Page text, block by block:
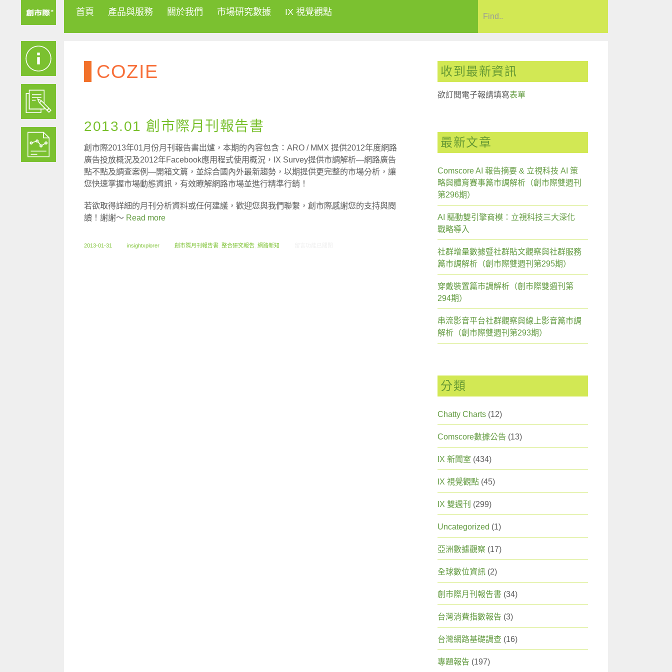
首頁 產品與服務 關於我們 市場研究數據 IX 視覺觀點
COZIE
2013.01 創市際月刊報告書
創市際2013年01月份月刊報告書出爐，本期的內容包含：ARO / MMX 提供2012年度網路
廣告投放概況及2012年Facebook應用程式使用概況，IX Survey提供市調解析—網路廣告
點不點及調查案例—開箱文篇，並綜合國內外最新趨勢，以期提供更完整的市場分析，讓
您快速掌握市場動態資訊，有效瞭解網路市場並進行精準行銷！
若欲取得詳細的月刊分析資料或任何建議，歡迎您與我們聯繫，創市際感謝您的支持與閱
讀！謝謝～ Read more
2013-01-31 insightxplorer 創市際月刊報告書 整合研究報告 網路新知
收到最新資訊
欲訂閱電子報請填寫表單
最新文章
Comscore AI 報告摘要 & 立視科技 AI 策
略與體育賽事篇市調解析（創市際雙週刊
第296期）
AI 驅動雙引擎商模：立視科技三大深化
戰略導入
社群增量數據暨社群貼文觀察與社群服務
篇市調解析（創市際雙週刊第295期）
穿戴裝置篇市調解析（創市際雙週刊第
294期）
串流影音平台社群觀察與線上影音篇市調
解析（創市際雙週刊第293期）
分類
Chatty Charts (12)
Comscore數據公告 (13)
IX 新聞室 (434)
IX 視覺觀點 (45)
IX 雙週刊 (299)
Uncategorized (1)
亞洲數據觀察 (17)
全球數位資訊 (2)
創市際月刊報告書 (34)
台灣消費指數報告 (3)
台灣網路基礎調查 (16)
專題報告 (197)